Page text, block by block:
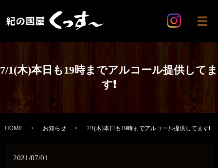
メ
7/1(木)本日も19時までアルコール提供してま
す❗
HOME お知らせ 7/1(木)本日も19時までアルコール提供してます❗
2021/07/01